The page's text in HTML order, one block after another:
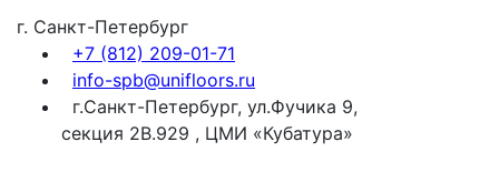
г. Санкт-Петербург
+7 (812) 209-01-71
info-spb@unifloors.ru
г.Санкт-Петербург, ул.Фучика 9,
секция 2В.929 , ЦМИ «Кубатура»